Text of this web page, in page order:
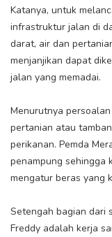
Katanya, untuk
infrastruktur jalan di
darat, air dan
menjanjikan dapat
jalan yang memadai.
Menurutnya
pertanian atau
perikanan. Pemda
penampung sehingga
mengatur beras yang
Setengah bagian dari
Freddy adalah kerja